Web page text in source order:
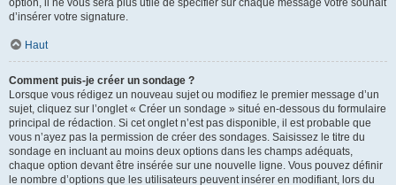
option, il ne vous sera plus utile de spécifier sur chaque message votre souhait
d’insérer votre signature.
Haut
Comment puis-je créer un sondage ?
Lorsque vous rédigez un nouveau sujet ou modifiez le premier message d’un
sujet, cliquez sur l’onglet « Créer un sondage » situé en-dessous du formulaire
principal de rédaction. Si cet onglet n’est pas disponible, il est probable que
vous n’ayez pas la permission de créer des sondages. Saisissez le titre du
sondage en incluant au moins deux options dans les champs adéquats,
chaque option devant être insérée sur une nouvelle ligne. Vous pouvez définir
le nombre d’options que les utilisateurs peuvent insérer en modifiant, lors du